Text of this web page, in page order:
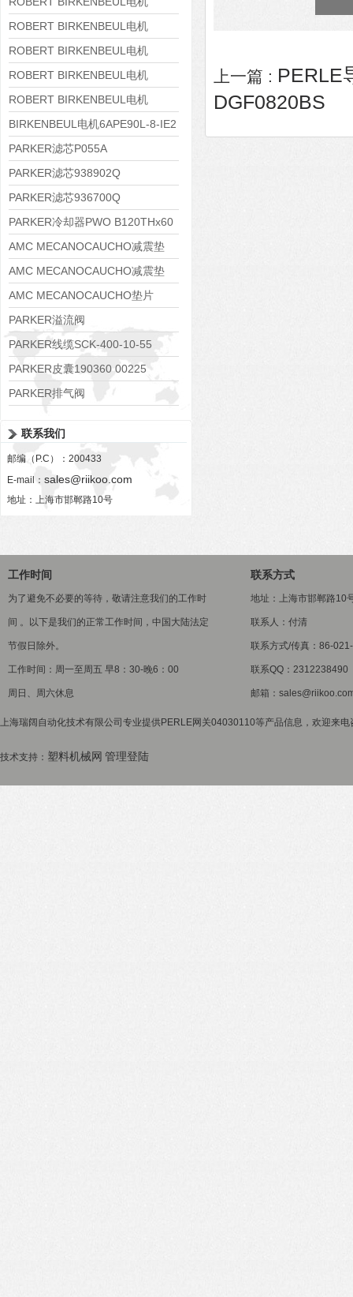
8APE160L-4-IE3
ROBERT BIRKENBEUL电机
8APE112M-6K-IE3
ROBERT BIRKENBEUL电机
8APE100L-2 IE3
ROBERT BIRKENBEUL电机
8APE90S-4 IE3
ROBERT BIRKENBEUL电机
8APE80M-2K-IE3
BIRKENBEUL电机6APE90L-8-IE2
PARKER滤芯P055A
PARKER滤芯938902Q
PARKER滤芯936700Q
PARKER冷却器PWO B120THx60
AMC MECANOCAUCHO减震垫
138552
AMC MECANOCAUCHO减震垫
138551
AMC MECANOCAUCHO垫片
608074
PARKER溢流阀
RE06M35W2N1KWXG087
PARKER线缆SCK-400-10-55
PARKER皮囊190360 00225
PARKER排气阀
联系我们
邮编（P.C）：200433
E-mail： sales@riikoo.com
地址：上海市邯郸路10号
上一篇 : PERLE
DGF0820BS
工作时间
为了避免不必要的等待，敬请注意我们的工作时
间 。以下是我们的正常工作时间，中国大陆法定
节假日除外。
工作时间：周一至周五 早8：30-晚6：00
周日、周六休息
联系方式
地址：上海市邯郸路10
联系人：付清
联系方式/传真：86-
联系QQ：2312238490
邮箱：
上海瑞阔自动化技术有限公司专业提供PERLE网关04030110等产品信息，欢迎来
技术支持： 塑料机械网 管理登陆